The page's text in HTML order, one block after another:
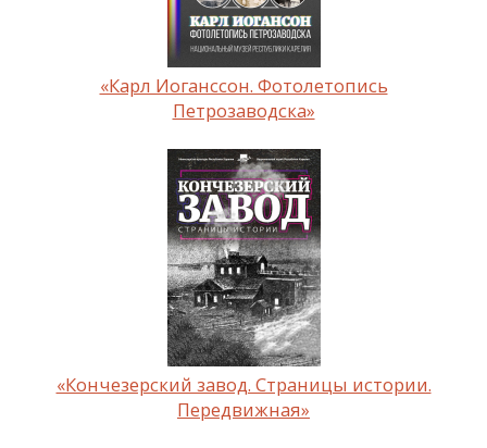
«Карл Иоганссон. Фотолетопись
Петрозаводска»
«Кончезерский завод. Страницы истории.
Передвижная»